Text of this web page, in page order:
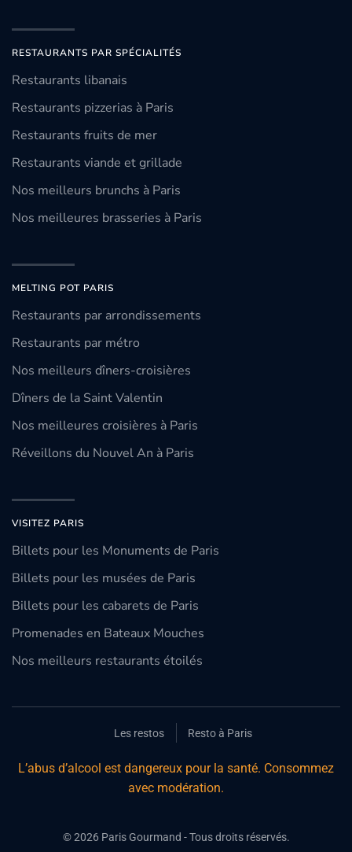
RESTAURANTS PAR SPÉCIALITÉS
Restaurants libanais
Restaurants pizzerias à Paris
Restaurants fruits de mer
Restaurants viande et grillade
Nos meilleurs brunchs à Paris
Nos meilleures brasseries à Paris
MELTING POT PARIS
Restaurants par arrondissements
Restaurants par métro
Nos meilleurs dîners-croisières
Dîners de la Saint Valentin
Nos meilleures croisières à Paris
Réveillons du Nouvel An à Paris
VISITEZ PARIS
Billets pour les Monuments de Paris
Billets pour les musées de Paris
Billets pour les cabarets de Paris
Promenades en Bateaux Mouches
Nos meilleurs restaurants étoilés
Les restos Resto à Paris
L’abus d’alcool est dangereux pour la santé. Consommez
avec modération.
©2026Paris Gourmand - Tous droits réservés.